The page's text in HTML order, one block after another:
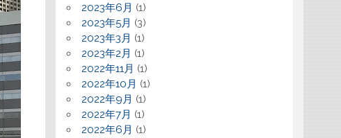
2023年6月 (1)
2023年5月 (3)
2023年3月 (1)
2023年2月 (1)
2022年11月 (1)
2022年10月 (1)
2022年9月 (1)
2022年7月 (1)
2022年6月 (1)